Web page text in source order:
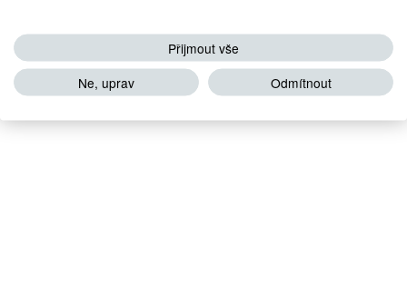
Přijmout vše
Ne, uprav
Odmítnout